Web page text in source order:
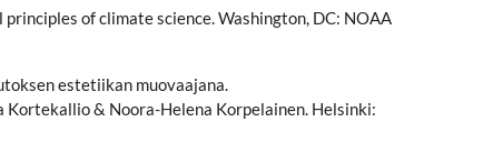
of climate science. Washington, DC: NOAA
estetiikan muovaajana.
Kortekallio & Noora-Helena Korpelainen. Helsinki: